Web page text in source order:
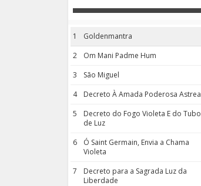
1
Goldenmantra
2
Om Mani Padme Hum
3
São Miguel
4
Decreto À Amada Poderosa Astrea
5
Decreto do Fogo Violeta E do Tubo
de Luz
6
Ó Saint Germain, Envia a Chama
Violeta
7
Decreto para a Sagrada Luz da
Liberdade